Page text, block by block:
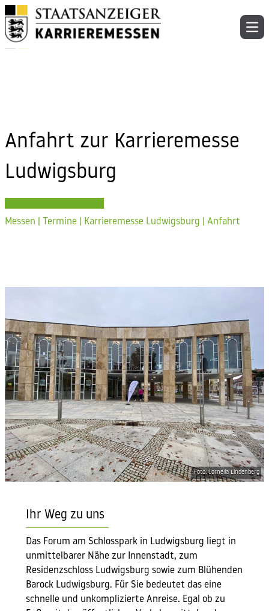
Skip to content
Anfahrt zur Karrieremesse
Ludwigsburg
Messen | Termine Karrieremesse Ludwigsburg Anfahrt
Ihr Weg zu uns
Das Forum am Schlosspark in Ludwigsburg liegt in
unmittelbarer Nähe zur Innenstadt, zum
Residenzschloss Ludwigsburg sowie zum Blühenden
Barock Ludwigsburg. Für Sie bedeutet das eine
schnelle und unkomplizierte Anreise. Egal ob zu
Foto: Cornelia Lindenberg